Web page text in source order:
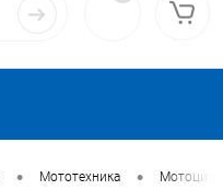
• Мототехника •